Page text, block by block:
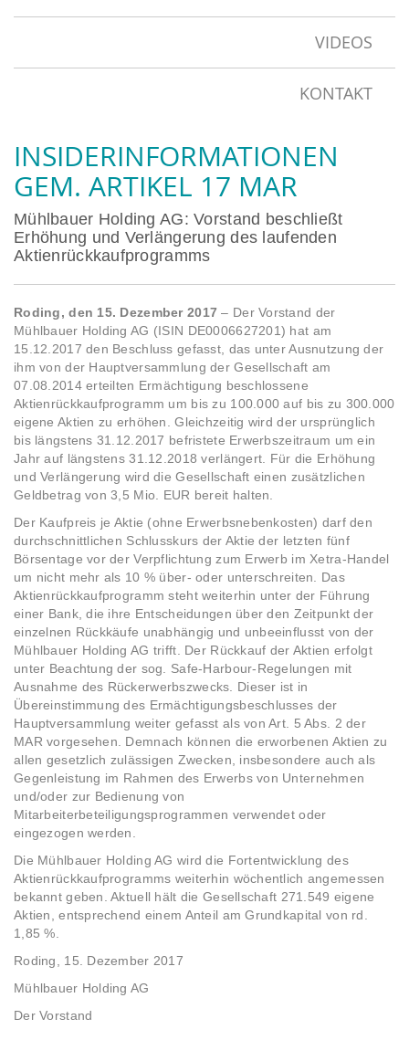
VIDEOS
KONTAKT
INSIDERINFORMATIONEN
GEM. ARTIKEL 17 MAR
Mühlbauer Holding AG: Vorstand beschließt
Erhöhung und Verlängerung des laufenden
Aktienrückkaufprogramms
Roding, den 15. Dezember 2017 – Der Vorstand der
Mühlbauer Holding AG (ISIN DE0006627201) hat am
15.12.2017 den Beschluss gefasst, das unter Ausnutzung der
ihm von der Hauptversammlung der Gesellschaft am
07.08.2014 erteilten Ermächtigung beschlossene
Aktienrückkaufprogramm um bis zu 100.000 auf bis zu 300.000
eigene Aktien zu erhöhen. Gleichzeitig wird der ursprünglich
bis längstens 31.12.2017 befristete Erwerbszeitraum um ein
Jahr auf längstens 31.12.2018 verlängert. Für die Erhöhung
und Verlängerung wird die Gesellschaft einen zusätzlichen
Geldbetrag von 3,5 Mio. EUR bereit halten.
Der Kaufpreis je Aktie (ohne Erwerbsnebenkosten) darf den
durchschnittlichen Schlusskurs der Aktie der letzten fünf
Börsentage vor der Verpflichtung zum Erwerb im Xetra-Handel
um nicht mehr als 10 % über- oder unterschreiten. Das
Aktienrückkaufprogramm steht weiterhin unter der Führung
einer Bank, die ihre Entscheidungen über den Zeitpunkt der
einzelnen Rückkäufe unabhängig und unbeeinflusst von der
Mühlbauer Holding AG trifft. Der Rückkauf der Aktien erfolgt
unter Beachtung der sog. Safe-Harbour-Regelungen mit
Ausnahme des Rückerwerbszwecks. Dieser ist in
Übereinstimmung des Ermächtigungsbeschlusses der
Hauptversammlung weiter gefasst als von Art. 5 Abs. 2 der
MAR vorgesehen. Demnach können die erworbenen Aktien zu
allen gesetzlich zulässigen Zwecken, insbesondere auch als
Gegenleistung im Rahmen des Erwerbs von Unternehmen
und/oder zur Bedienung von
Mitarbeiterbeteiligungsprogrammen verwendet oder
eingezogen werden.
Die Mühlbauer Holding AG wird die Fortentwicklung des
Aktienrückkaufprogramms weiterhin wöchentlich angemessen
bekannt geben. Aktuell hält die Gesellschaft 271.549 eigene
Aktien, entsprechend einem Anteil am Grundkapital von rd.
1,85 %.
Roding, 15. Dezember 2017
Mühlbauer Holding AG
Der Vorstand